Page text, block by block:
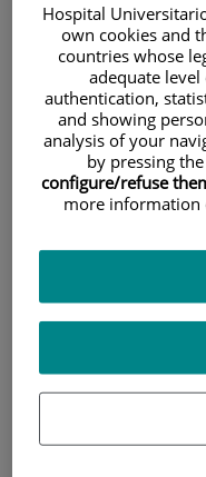
Pacientes
Hospital
own cookies and
countries whose
adequate
authentication,
and showing
analysis of your
by pressing
configure/refuse
more information